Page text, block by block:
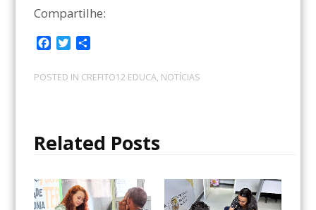
Compartilhe:
c
e
k
i
t
m
p
i
a
r
POSTED IN CREFITO12 EDUCA, NOTÍCIAS
Related Posts